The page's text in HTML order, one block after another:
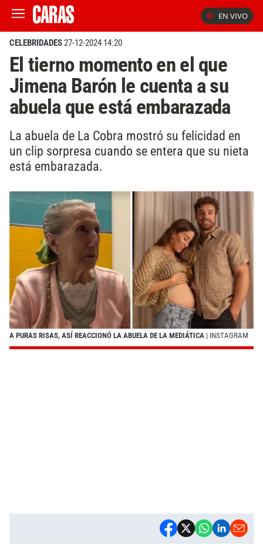
EN VIVO
CELEBRIDADES27-12-2024 14:20
El tierno momento en el que
Jimena Barón le cuenta a su
abuela que está embarazada
La abuela de La Cobra mostró su felicidad en
un clip sorpresa cuando se entera que su nieta
está embarazada.
A PURAS RISAS, ASÍ REACCIONÓ LA ABUELA DE LA MEDIÁTICA | INSTAGRAM